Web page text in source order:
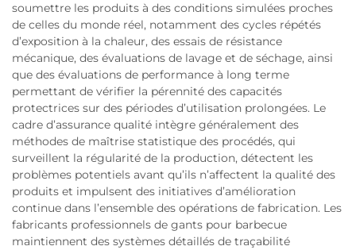
soumettre les produits à des conditions simulées proches
de celles du monde réel, notamment des cycles répétés
d’exposition à la chaleur, des essais de résistance
mécanique, des évaluations de lavage et de séchage, ainsi
que des évaluations de performance à long terme
permettant de vérifier la pérennité des capacités
protectrices sur des périodes d’utilisation prolongées. Le
cadre d’assurance qualité intègre généralement des
méthodes de maîtrise statistique des procédés, qui
surveillent la régularité de la production, détectent les
problèmes potentiels avant qu’ils n’affectent la qualité des
produits et impulsent des initiatives d’amélioration
continue dans l’ensemble des opérations de fabrication. Les
fabricants professionnels de gants pour barbecue
maintiennent des systèmes détaillés de traçabilité